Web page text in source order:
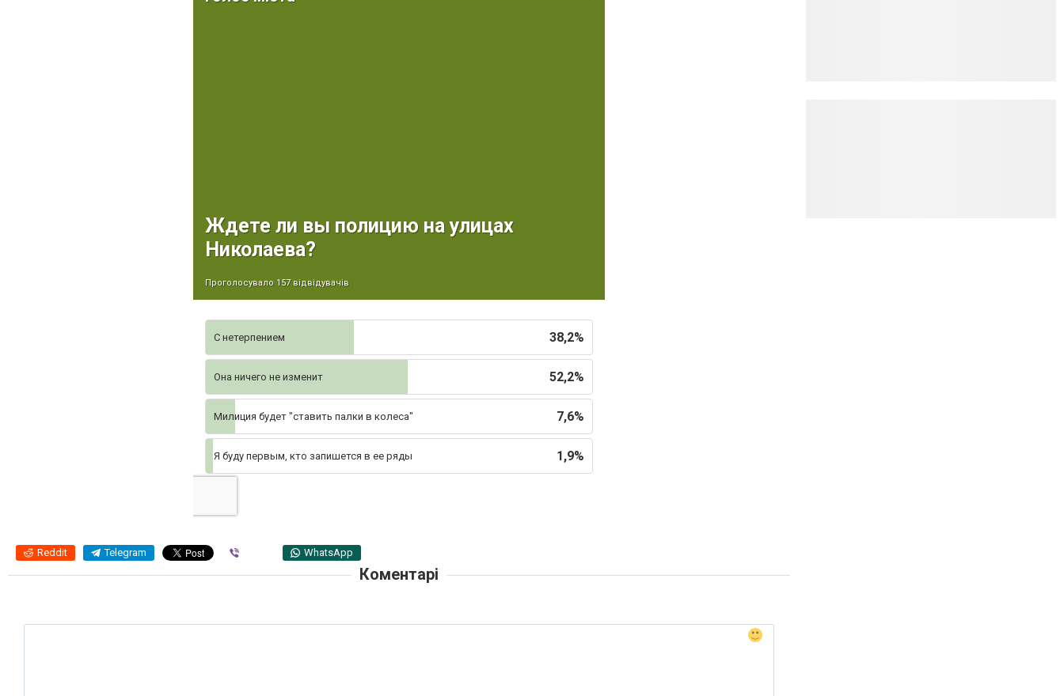
Ждете ли вы полицию на улицах
Николаева?
Проголосувало 157 відвідувачів
38,2%
С нетерпением
52,2%
Она ничего не изменит
7,6%
Милиция будет "ставить палки в колеса"
1,9%
Я буду первым, кто запишется в ее ряды
Reddit Telegram WhatsApp
Коментарі